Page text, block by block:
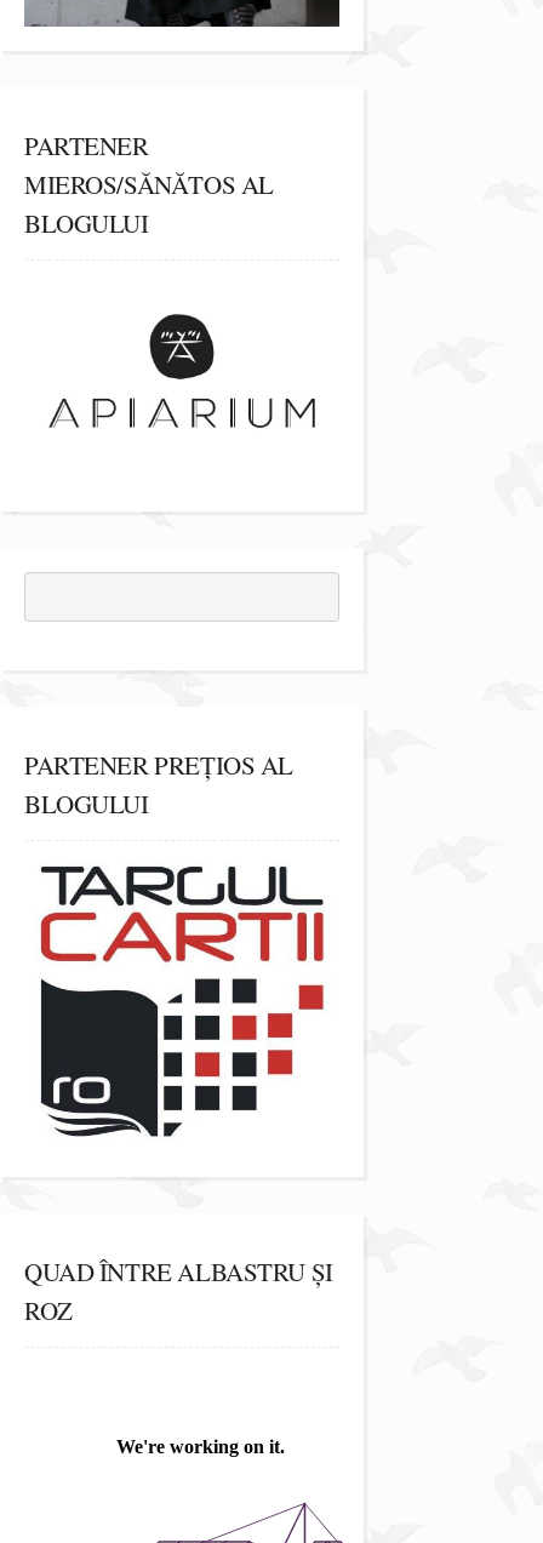
PARTENER
MIEROS/SĂNĂTOS AL
BLOGULUI
PARTENER PREȚIOS AL
BLOGULUI
QUAD ÎNTRE ALBASTRU ȘI
ROZ